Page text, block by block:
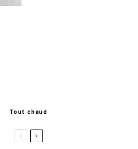
Tout chaud